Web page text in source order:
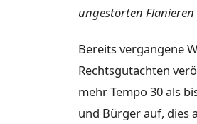
ungestörten Flanieren
Bereits vergangene
Rechtsgutachten
mehr Tempo 30 als
und Bürger auf, dies